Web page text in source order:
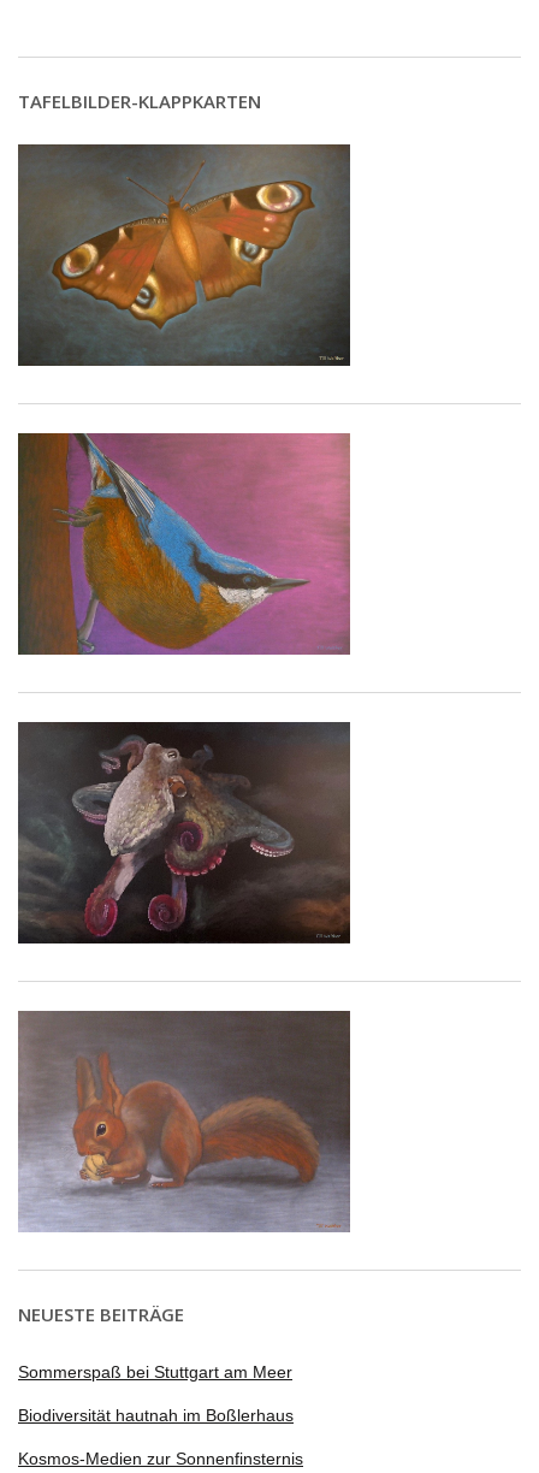
TAFELBILDER-KLAPPKARTEN
NEUESTE BEITRÄGE
Sommerspaß bei Stuttgart am Meer
Biodiversität hautnah im Boßlerhaus
Kosmos-Medien zur Sonnenfinsternis